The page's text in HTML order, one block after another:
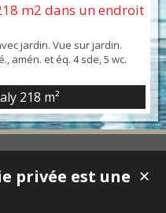
m2 dans un endroit
jardin. Vue sur jardin.
amén. et éq. 4 sde, 5 wc.
218 m²
✕
privée est une